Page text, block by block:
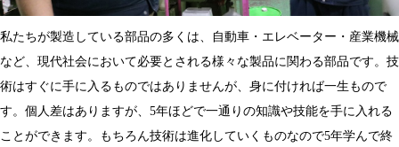
私たちが製造している部品の多くは、自動車・エレベーター・産業機械
など、現代社会において必要とされる様々な製品に関わる部品です。技
術はすぐに手に入るものではありませんが、身に付ければ一生もので
す。個人差はありますが、5年ほどで一通りの知識や技能を手に入れる
ことができます。もちろん技術は進化していくものなので5年学んで終